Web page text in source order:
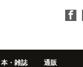
本・雑誌 通販